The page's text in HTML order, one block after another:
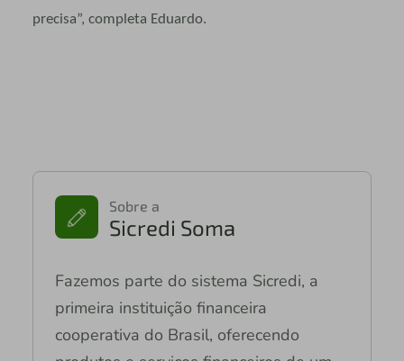
precisa”, completa Eduardo.
Sobre a
Sicredi Soma
Fazemos parte do sistema Sicredi, a
primeira instituição financeira
cooperativa do Brasil, oferecendo